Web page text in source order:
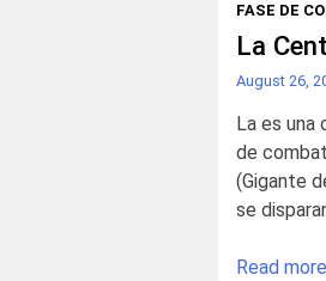
FASE DE
La
August 26,
La es
de
(Gigante
se
Read